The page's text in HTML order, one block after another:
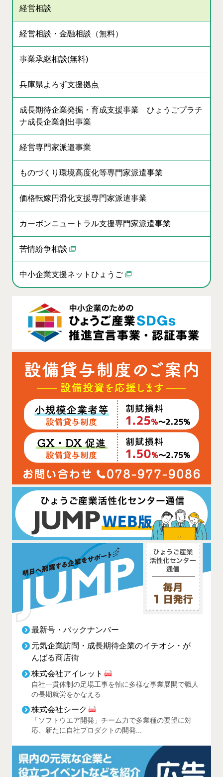
経営相談
経営相談・金融相談（無料）
事業承継相談(無料)
兵庫県よろず支援拠点
成長期待企業発掘・育成支援事業 ひょうごプラチ
ナ成長企業創出事業
経営専門家派遣事業
ものづくり環境高度化等専門家派遣事業
価格転嫁円滑化支援専門家派遣事業
カーボンニュートラル支援専門家派遣事業
苦情紛争相談
中小企業支援ネットひょうご
最新号・バックナンバー
元気企業訪問・成長期待企業のイチオシ・が
んばる商店街
株式会社アイレット
自社一貫体制の足場工事を軸に多様な事業展開で職人
の長期就労をかなえる
株式会社シーク
「ソフトウエア開発」チーム力で多業種の要望に対
応、新たに自社プロダクトの開発...